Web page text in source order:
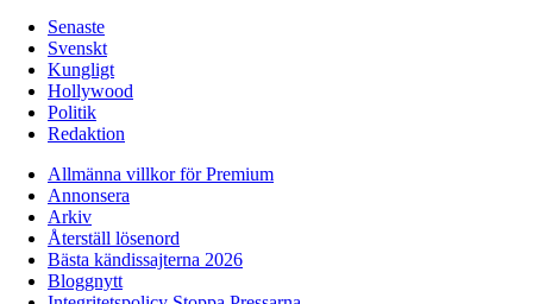
Senaste
Svenskt
Kungligt
Hollywood
Politik
Redaktion
Allmänna villkor för Premium
Annonsera
Arkiv
Återställ lösenord
Bästa kändissajterna 2026
Bloggnytt